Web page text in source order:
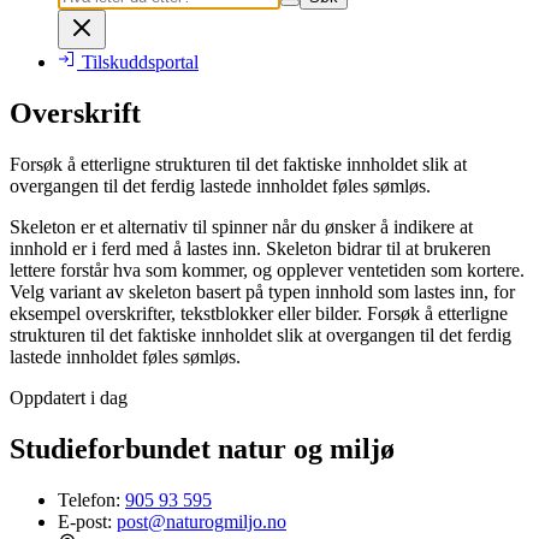
Tilskuddsportal
Overskrift
Forsøk å etterligne strukturen til det faktiske innholdet slik at
overgangen til det ferdig lastede innholdet føles sømløs.
Skeleton er et alternativ til spinner når du ønsker å indikere at
innhold er i ferd med å lastes inn. Skeleton bidrar til at brukeren
lettere forstår hva som kommer, og opplever ventetiden som kortere.
Velg variant av skeleton basert på typen innhold som lastes inn, for
eksempel overskrifter, tekstblokker eller bilder. Forsøk å etterligne
strukturen til det faktiske innholdet slik at overgangen til det ferdig
lastede innholdet føles sømløs.
Oppdatert i dag
Studieforbundet natur og miljø
Telefon: 905 93 595
E-post: post@naturogmiljo.no